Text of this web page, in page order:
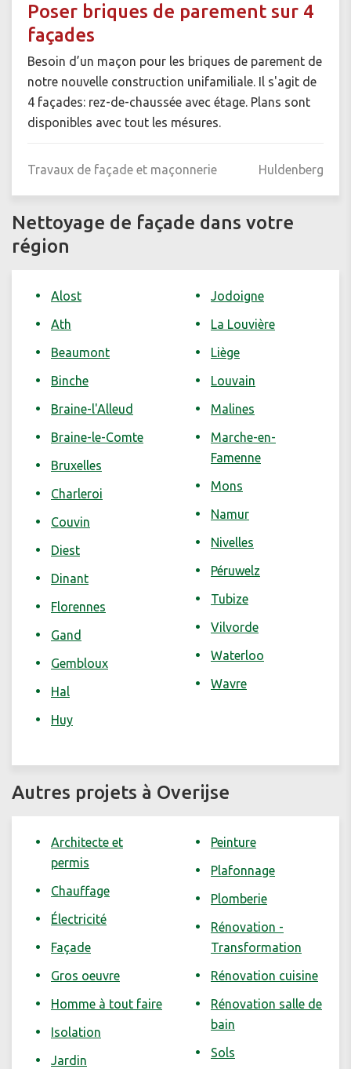
Poser briques de parement sur 4
façades
Besoin d’un maçon pour les briques de parement de
notre nouvelle construction unifamiliale. Il s'agit de
4 façades: rez-de-chaussée avec étage. Plans sont
disponibles avec tout les mésures.
Travaux de façade et maçonnerie Huldenberg
Nettoyage de façade dans votre
région
Alost
Ath
Beaumont
Binche
Braine-l'Alleud
Braine-le-Comte
Bruxelles
Charleroi
Couvin
Diest
Dinant
Florennes
Gand
Gembloux
Hal
Huy
Jodoigne
La Louvière
Liège
Louvain
Malines
Marche-en-
Famenne
Mons
Namur
Nivelles
Péruwelz
Tubize
Vilvorde
Waterloo
Wavre
Autres projets à Overijse
Architecte et
permis
Chauffage
Électricité
Façade
Gros oeuvre
Homme à tout faire
Isolation
Jardin
Peinture
Plafonnage
Plomberie
Rénovation -
Transformation
Rénovation cuisine
Rénovation salle de
bain
Sols